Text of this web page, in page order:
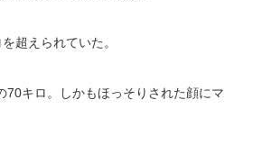
超えられていた。
70キロ。しかもほっそりされた顔にマ